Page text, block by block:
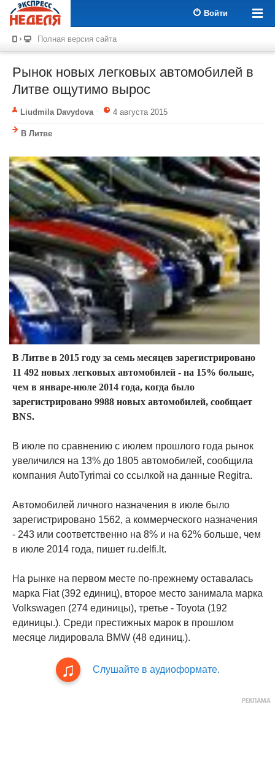
Войти
Полная версия сайта
Рынок новых легковых автомобилей в
Литве ощутимо вырос
Liudmila Davydova 4 августа 2015
В Литве
В Литве в 2015 году за семь месяцев зарегистрировано
11 492 новых легковых автомобилей - на 15% больше,
чем в январе-июле 2014 года, когда было
зарегистрировано 9988 новых автомобилей, сообщает
BNS.
В июле по сравнению с июлем прошлого года рынок
увеличился на 13% до 1805 автомобилей, сообщила
компания AutoTyrimai со ссылкой на данные Regitra.
Автомобилей личного назначения в июле было
зарегистрировано 1562, а коммерческого назначения
- 243 или соответственно на 8% и на 62% больше, чем
в июле 2014 года, пишет ru.delfi.lt.
На рынке на первом месте по-прежнему оставалась
марка Fiat (392 единиц), второе место занимала марка
Volkswagen (274 единицы), третье - Toyota (192
единицы.). Среди престижных марок в прошлом
месяце лидировала BMW (48 единиц.).
Слушайте в аудиоформате.